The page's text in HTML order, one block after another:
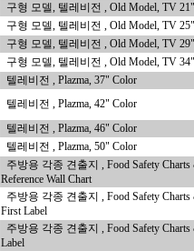
구형 모델, 텔레비전 , Old Model, TV
구형 모델, 텔레비전 , Old Model, TV
구형 모델, 텔레비전 , Old Model, TV
구형 모델, 텔레비전 , Old Model, TV
텔레비전 , Plazma, 37" Color
텔레비전 , Plazma, 42" Color
텔레비전 , Plazma, 46" Color
텔레비전 , Plazma, 50" Color
주방용 각종 견출지 , Food Safety Charts
Reference Wall Chart
주방용 각종 견출지 , Food Safety Charts
First Label
주방용 각종 견출지 , Food Safety Charts
Label